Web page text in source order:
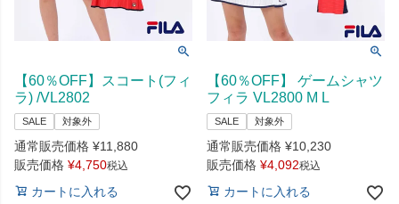
【60％OFF】スコート(フィ
ラ) /VL2802
SALE 対象外
通常販売価格 ¥11,880
販売価格 ¥4,750税込
カートに入れる
【60％OFF】 ゲームシャツ
フィラ VL2800 M L
SALE 対象外
通常販売価格 ¥10,230
販売価格 ¥4,092税込
カートに入れる